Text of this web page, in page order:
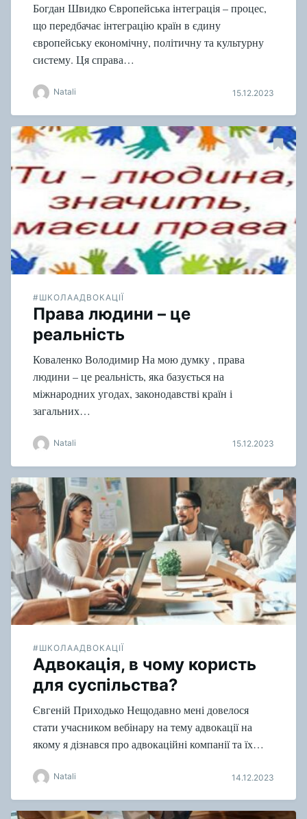
Богдан Швидко Європейська інтеграція – процес,
що передбачає інтеграцію країн в єдину
європейську економічну, політичну та культурну
систему. Ця справа…
Natali 15.12.2023
#ШКОЛААДВОКАЦІЇ
Права людини – це
реальність
Коваленко Володимир На мою думку , права
людини – це реальність, яка базується на
міжнародних угодах, законодавстві країн і
загальних…
Natali 15.12.2023
#ШКОЛААДВОКАЦІЇ
Адвокація, в чому користь
для суспільства?
Євгеній Приходько Нещодавно мені довелося
стати учасником вебінару на тему адвокації на
якому я дізнався про адвокаційні компанії та їх…
Natali 14.12.2023